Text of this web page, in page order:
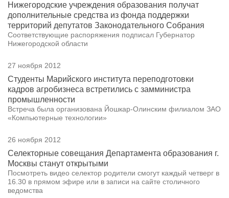
Нижегородские учреждения образования получат
дополнительные средства из фонда поддержки
территорий депутатов Законодательного Собрания
Соответствующие распоряжения подписал Губернатор
Нижегородской области
27 ноября 2012
Студенты Марийского института переподготовки
кадров агробизнеса встретились с замминистра
промышленности
Встреча была организована Йошкар-Олинским филиалом ЗАО
«Компьютерные технологии»
26 ноября 2012
Селекторные совещания Департамента образования г.
Москвы станут открытыми
Посмотреть видео селектор родители смогут каждый четверг в
16.30 в прямом эфире или в записи на сайте столичного
ведомства